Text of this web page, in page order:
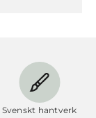
Svenskt hantverk